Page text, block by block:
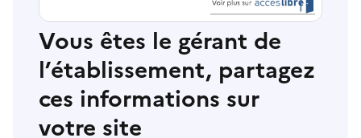
Vous êtes le gérant de
l’établissement, partagez
ces informations sur
votre site